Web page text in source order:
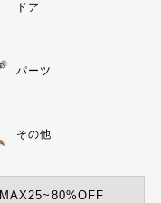
ドア
パーツ
その他
MAX25~80%OFF